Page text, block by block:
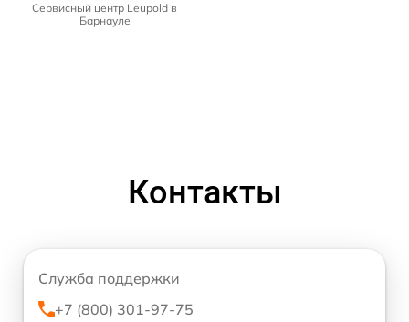
Сервисный центр Leupold в
Барнауле
Контакты
Служба поддержки
+7 (800) 301-97-75